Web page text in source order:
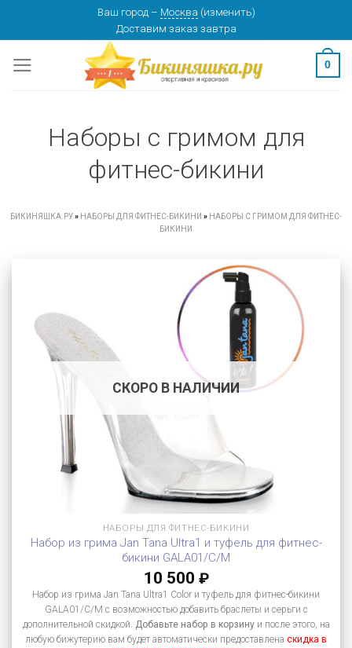
content
Ваш город – Москва (изменить)
Доставим заказ завтра
0
Наборы с гримом для
фитнес-бикини
БИКИНЯШКА.РУ» НАБОРЫ ДЛЯ ФИТНЕС-БИКИНИ » НАБОРЫ С ГРИМОМ ДЛЯ ФИТНЕС-
БИКИНИ
СКОРО В НАЛИЧИИ
НАБОРЫ ДЛЯ ФИТНЕС-БИКИНИ
Набор из грима Jan Tana Ultra1 и туфель для фитнес-
бикини GALA01/C/M
10 500 ₽
Набор из грима Jan Tana Ultra1 Color и туфель для фитнес-бикини
GALA01/C/M с возможностью добавить браслеты и серьги с
дополнительной скидкой.
Добавьте набор в корзинуи после этого, на
любую бижутерию вам будет автоматически предоставлена скидка в